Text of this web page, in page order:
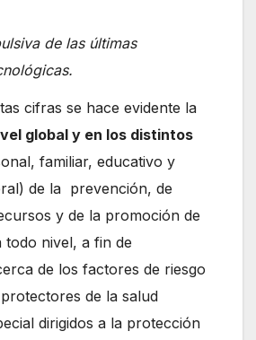
de las últimas
cifras se hace evidente la
global y en los distintos
familiar, educativo y
de la prevención, de
y de la promoción de
todo nivel, a fin de
de los factores de riesgo
de la salud
dirigidos a la protección